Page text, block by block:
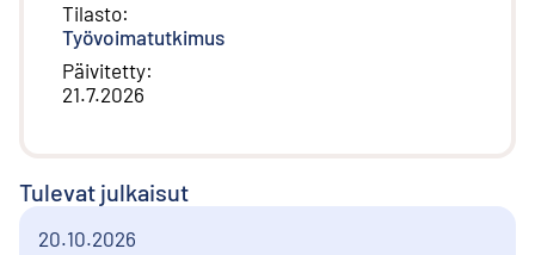
Tilasto:
Työvoimatutkimus
Päivitetty:
21.7.2026
Tulevat julkaisut
20.10.2026